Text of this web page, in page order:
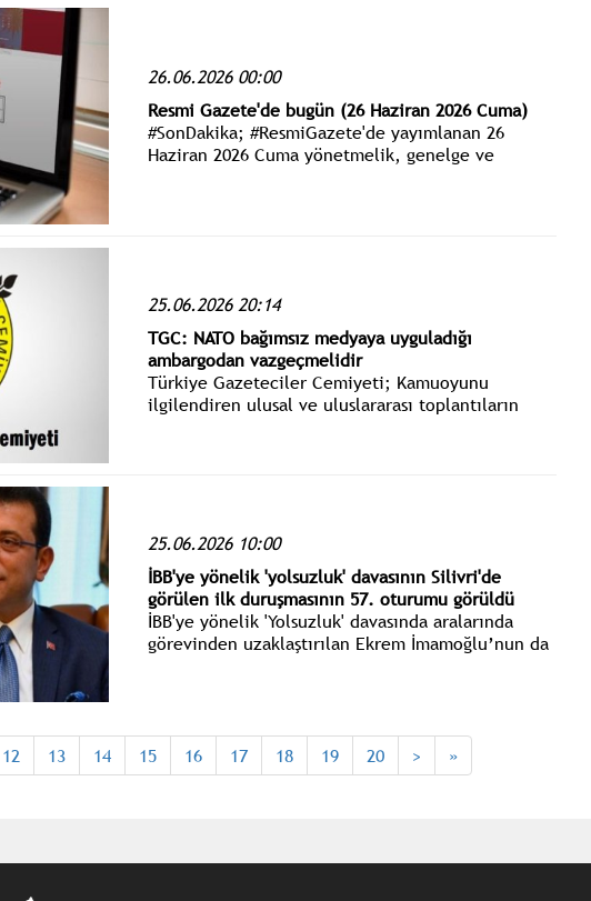
26.06.2026 00:00
Resmi Gazete'de bugün (26 Haziran 2026 Cuma)
#SonDakika; #ResmiGazete'de yayımlanan 26
Haziran 2026 Cuma yönetmelik, genelge ve
25.06.2026 20:14
TGC: NATO bağımsız medyaya uyguladığı
ambargodan vazgeçmelidir
Türkiye Gazeteciler Cemiyeti; Kamuoyunu
ilgilendiren ulusal ve uluslararası toplantıların
25.06.2026 10:00
İBB'ye yönelik 'yolsuzluk' davasının Silivri'de
görülen ilk duruşmasının 57. oturumu görüldü
İBB'ye yönelik 'Yolsuzluk' davasında aralarında
görevinden uzaklaştırılan Ekrem İmamoğlu’nun da
12 13 14 15 16 17 18 19 20 > »